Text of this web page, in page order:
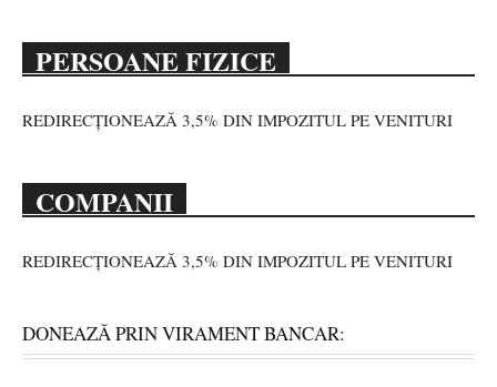
PERSOANE FIZICE
REDIRECȚIONEAZĂ 3,5% DIN IMPOZITUL PE VENITURI
COMPANII
REDIRECȚIONEAZĂ 3,5% DIN IMPOZITUL PE VENITURI
DONEAZĂ PRIN VIRAMENT BANCAR: